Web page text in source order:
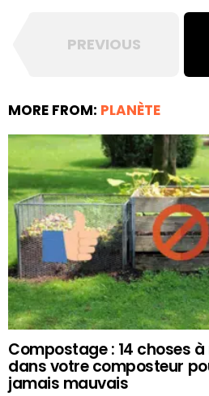
PREVIOUS
MORE FROM: PLANÈTE
Compostage : 14 choses
dans votre composteur
jamais mauvais